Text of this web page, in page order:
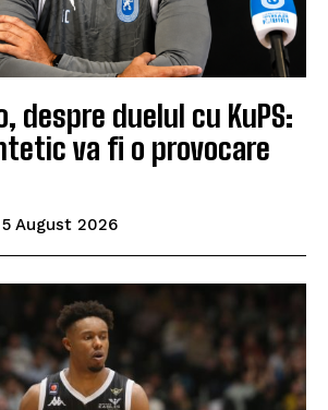
despre duelul cu KuPS:
va fi o provocare
5 August 2026